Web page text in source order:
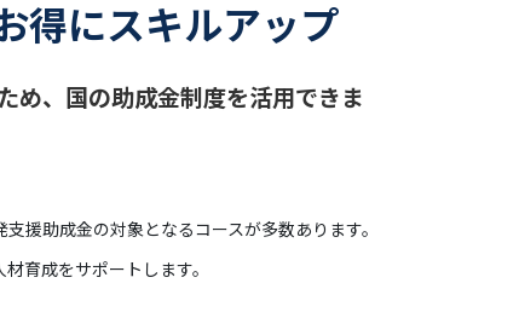
得にスキルアップ
め、国の助成金制度を活用できま
援助成金の対象となるコースが多数あります。
育成をサポートします。